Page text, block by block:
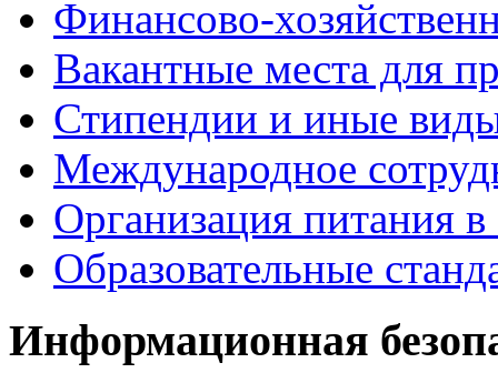
Финансово-
Вакантные места для
Стипендии и иные
Международное
Организация питания в
Образовательные
Информационная